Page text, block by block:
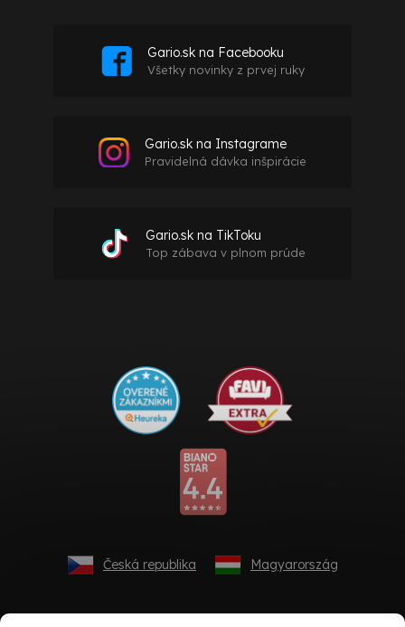
Gario.sk na Facebooku
Všetky novinky z prvej ruky
Gario.sk na Instagrame
Pravidelná dávka inšpirácie
Gario.sk na TikToku
Top zábava v plnom prúde
Česká republika Magyarország